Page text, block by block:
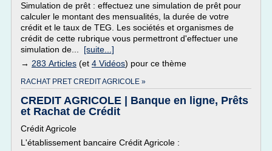
Simulation de prêt : effectuez une simulation de prêt pour
calculer le montant des mensualités, la durée de votre
crédit et le taux de TEG. Les sociétés et organismes de
crédit de cette rubrique vous permettront d'effectuer une
simulation de... [suite...]
→ 283 Articles (et 4 Vidéos) pour ce thème
RACHAT PRET CREDIT AGRICOLE »
CREDIT AGRICOLE | Banque en ligne, Prêts
et Rachat de Crédit
Crédit Agricole
L'établissement bancaire Crédit Agricole :